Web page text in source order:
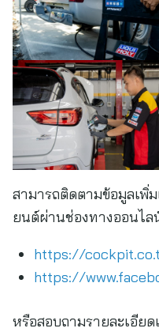
สามารถติดตามข้อมูลเพิ่
ยนต์ผ่านช่องทางออนไ
https://
https://
หรือสอบถามรายละเอีย